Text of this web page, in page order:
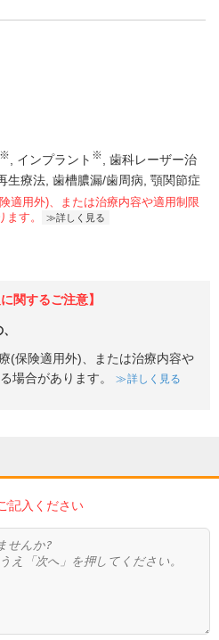
※ インプラント ※
歯科レーザー治
生療法 歯槽膿漏/歯周病 顎関節症
適用外)、または治療内容や適用制限
す。
詳しく見る
関するご注意】
(保険適用外)、または治療内容や
場合があります。
詳しく見る
記入ください